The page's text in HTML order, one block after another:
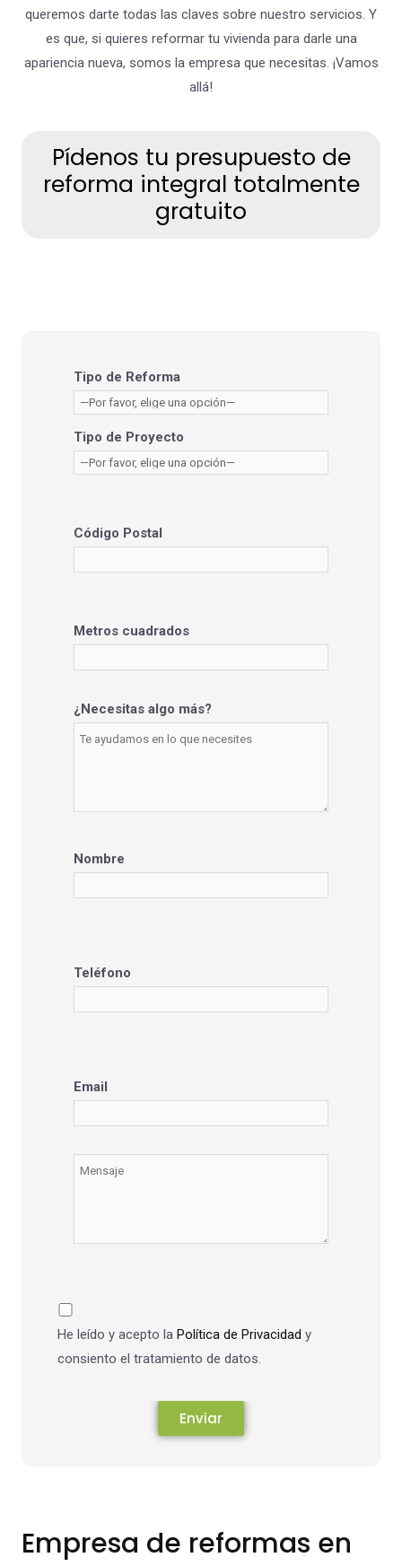
queremos darte todas las claves sobre nuestro servicios. Y
es que, si quieres reformar tu vivienda para darle una
apariencia nueva, somos la empresa que necesitas. ¡Vamos
allá!
Pídenos tu presupuesto de
reforma integral totalmente
gratuito
Tipo de Reforma
Tipo de Proyecto
Código Postal
Metros cuadrados
¿Necesitas algo más?
Nombre
Teléfono
Email
He leído y acepto la Política de Privacidad y
consiento el tratamiento de datos.
Empresa de reformas en